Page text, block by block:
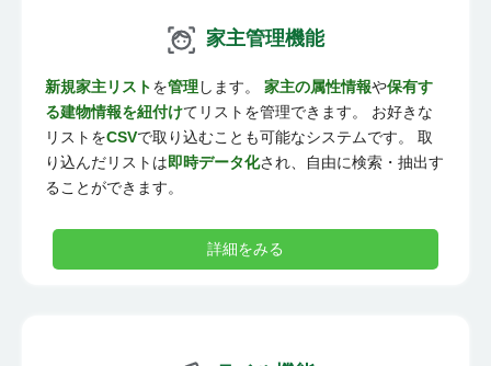
家主管理機能
新規家主リストを管理します。 家主の属性情報や保有す
る建物情報を紐付けてリストを管理できます。 お好きな
リストをCSVで取り込むことも可能なシステムです。 取
り込んだリストは即時データ化され、自由に検索・抽出す
ることができます。
詳細をみる